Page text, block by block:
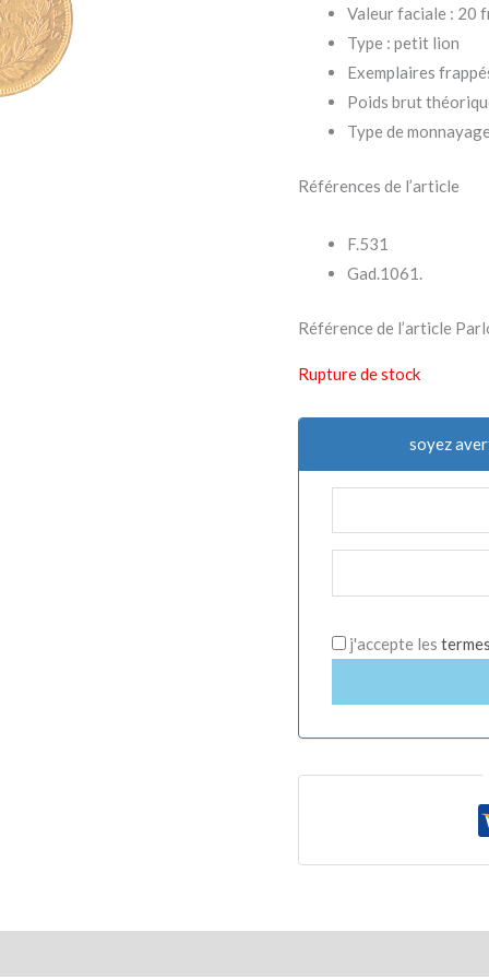
Valeur faciale : 20
Type : petit lion
Exemplaires
Poids brut
Type de
Références de l’article
F.531
Gad.1061.
Référence de l’article
Rupture de stock
soyez
j'accepte les